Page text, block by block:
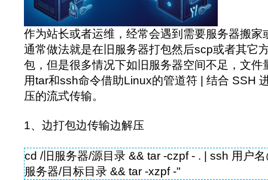
作为站长或者运维，经常会遇到需要服务器搬家
通常做法就是在旧服务器打包然后scp或者其它
包，但是很多情况下如旧服务器空间不足，文件
用tar和ssh命令借助Linux的管道符 | 结合 SSH
压的流式传输。
1、边打包边传输边解压
cd /旧服务器/源目录 && tar -czpf - . | ssh 用户
服务器/目标目录 && tar -xzpf -"